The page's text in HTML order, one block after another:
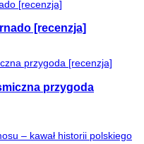
[recenzja]
przygoda